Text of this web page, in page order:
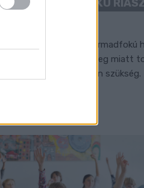
MÁSODFOKÚ
július vége óta tartó harmadfokú
de a tartós meleg miatt
óvatosságra van szükség.